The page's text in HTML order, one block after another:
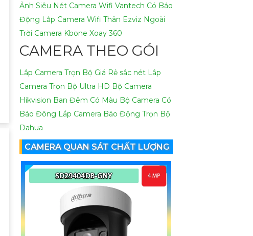
Ảnh Siêu Nét Camera Wifi Vantech Có Báo
Động Lắp Camera Wifi Thân Ezviz Ngoài
Trời Camera Kbone Xoay 360
CAMERA THEO GÓI
Lắp Camera Trọn Bộ Giá Rẻ sắc nét Lắp
Camera Trọn Bộ Ultra HD Bộ Camera
Hikvision Ban Đêm Có Màu Bộ Camera Có
Báo Đông Lắp Camera Báo Động Trọn Bộ
Dahua
CAMERA QUAN SÁT CHẤT LƯỢNG